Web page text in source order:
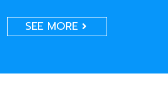
SEE MORE